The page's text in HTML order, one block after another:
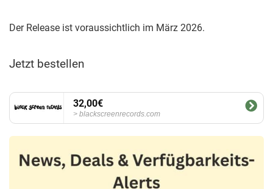
Der Release ist voraussichtlich im März 2026.
Jetzt bestellen
32,00€
blackscreenrecords.com